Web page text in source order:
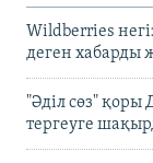
Wildberries
деген хабарды
"Әділ сөз" қоры
тергеуге